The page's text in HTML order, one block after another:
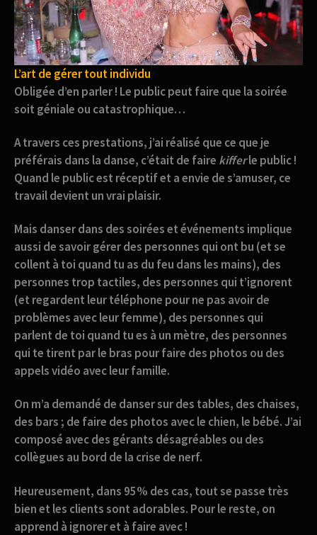
L’art de gérer tout individu
Obligée d’en parler ! Le public peut faire que la soirée
soit géniale ou catastrophique…
A travers ces prestations, j’ai réalisé que ce que je
préférais dans la danse, c’était de faire kifferle public !
Quand le public est réceptif et a envie de s’amuser, ce
travail devient un vrai plaisir.
Mais danser dans des soirées et événements implique
aussi de savoir gérer des personnes qui ont bu (et se
collent à toi quand tu as du feu dans les mains), des
personnes trop tactiles, des personnes qui t’ignorent
(et regardent leur téléphone pour ne pas avoir de
problèmes avec leur femme), des personnes qui
parlent de toi quand tu es à un mètre, des personnes
qui te tirent par le bras pour faire des photos ou des
appels vidéo avec leur famille.
On m’a demandé de danser sur des tables, des chaises,
des bars ; de faire des photos avec le chien, le bébé. J’ai
composé avec des gérants désagréables ou des
collègues au bord de la crise de nerf.
Heureusement, dans 95% des cas, tout se passe très
bien et les clients sont adorables. Pour le reste, on
apprend à ignorer et à faire avec !